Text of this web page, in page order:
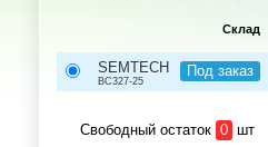
Склад
SEMTECH
BC327-25
Под заказ
Свободный остаток 0 шт